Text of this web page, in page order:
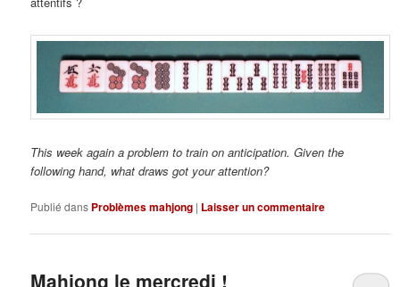
This week again a problem to train on anticipation. Given the
following hand, what draws got your attention?
Publié dans Problèmes mahjong | Laisser un commentaire
Mahjong le mercredi !